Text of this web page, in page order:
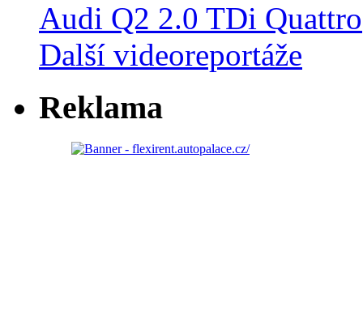
Audi Q2 2.0 TDi Quattro
Další videoreportáže
Reklama